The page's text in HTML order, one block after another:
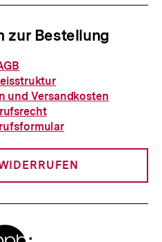
zur Bestellung
Informationen
zur
Bestellung
und Versandkosten